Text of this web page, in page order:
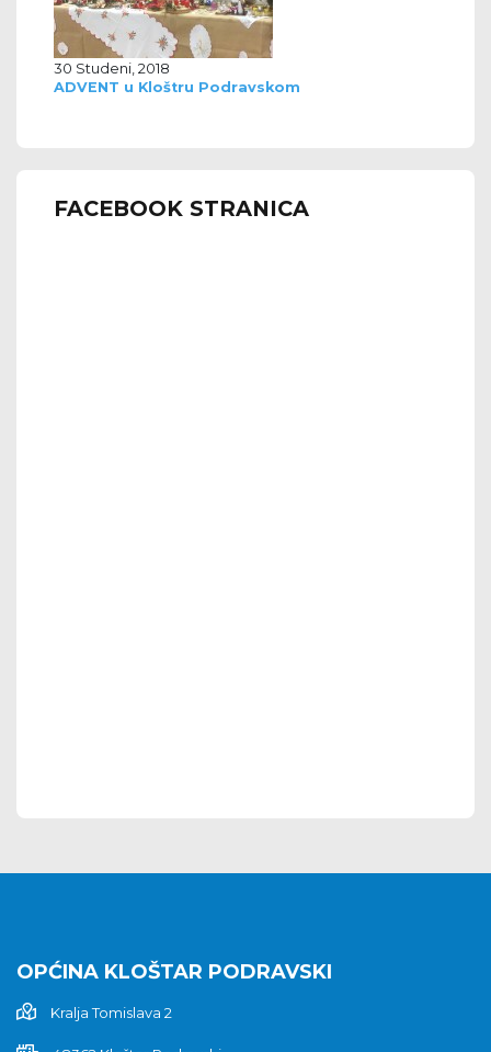
30 Studeni, 2018
ADVENT u Kloštru Podravskom
FACEBOOK STRANICA
OPĆINA KLOŠTAR PODRAVSKI
Kralja Tomislava 2